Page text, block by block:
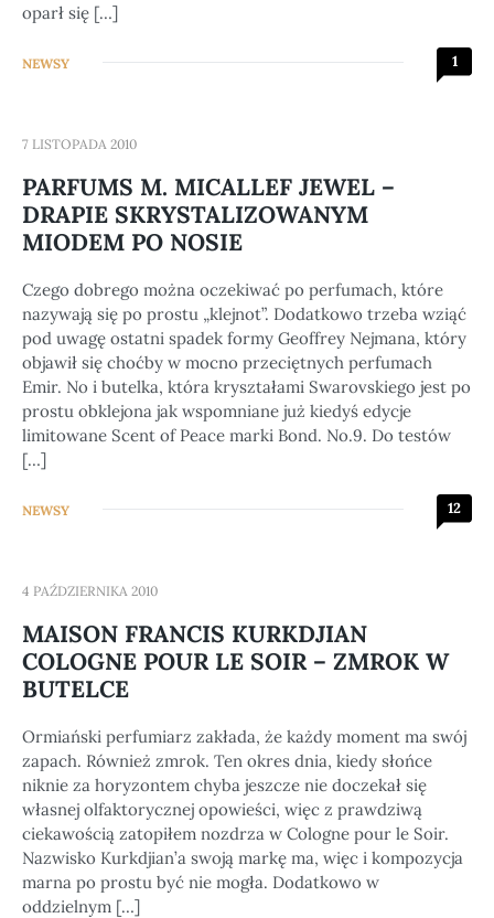
oparł się […]
NEWSY 1
7 LISTOPADA 2010
PARFUMS M. MICALLEF JEWEL –
DRAPIE SKRYSTALIZOWANYM
MIODEM PO NOSIE
Czego dobrego można oczekiwać po perfumach, które
nazywają się po prostu „klejnot”. Dodatkowo trzeba wziąć
pod uwagę ostatni spadek formy Geoffrey Nejmana, który
objawił się choćby w mocno przeciętnych perfumach
Emir. No i butelka, która kryształami Swarovskiego jest po
prostu obklejona jak wspomniane już kiedyś edycje
limitowane Scent of Peace marki Bond. No.9. Do testów
[…]
NEWSY 12
4 PAŹDZIERNIKA 2010
MAISON FRANCIS KURKDJIAN
COLOGNE POUR LE SOIR – ZMROK W
BUTELCE
Ormiański perfumiarz zakłada, że każdy moment ma swój
zapach. Również zmrok. Ten okres dnia, kiedy słońce
niknie za horyzontem chyba jeszcze nie doczekał się
własnej olfaktorycznej opowieści, więc z prawdziwą
ciekawością zatopiłem nozdrza w Cologne pour le Soir.
Nazwisko Kurkdjian’a swoją markę ma, więc i kompozycja
marna po prostu być nie mogła. Dodatkowo w
oddzielnym […]